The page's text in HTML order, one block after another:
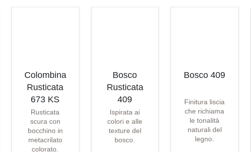
Colombina
Rusticata
673 KS
Rusticata
scura con
bocchino in
metacrilato
colorato.
Bosco
Rusticata
409
Ispirata ai
colori e alle
texture del
bosco.
Bosco 409
Finitura liscia
che richiama
le tonalità
naturali del
legno.